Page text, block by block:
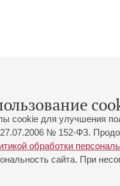
cookie для улучшения
№ 152-ФЗ.
обработки
сайта. При